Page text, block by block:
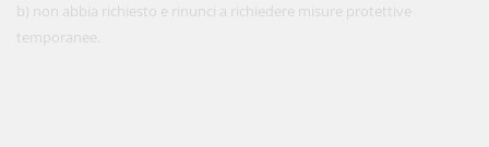
b) non abbia richiesto e rinunci a richiedere misure protettive
temporanee.